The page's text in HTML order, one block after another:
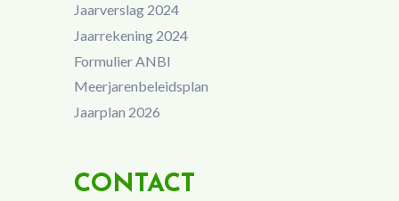
Jaarverslag 2024
Jaarrekening 2024
Formulier ANBI
Meerjarenbeleidsplan
Jaarplan 2026
CONTACT